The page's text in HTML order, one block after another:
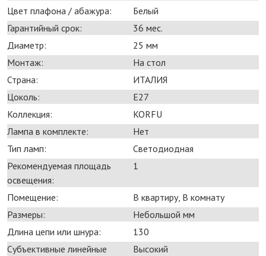
Цвет плафона / абажура:
Белый
Гарантийный срок:
36 мес.
Диаметр:
25 мм
Монтаж:
На стол
Страна:
ИТАЛИЯ
Цоколь:
E27
Коллекция:
KORFU
Лампа в комплекте:
Нет
Тип ламп:
Светодиодная
Рекомендуемая площадь
освещения:
1
Помещение:
В квартиру, В комнату
Размеры:
Небольшой мм
Длина цепи или шнура:
130
Субъективные линейные
Высокий